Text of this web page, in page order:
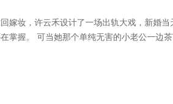
嫁妆，许云禾设计了一场出轨大戏，新婚
掌握。 可当她那个单纯无害的小老公一边
是谁？ “陆彦瑾，戏演的太多，是不是忘了